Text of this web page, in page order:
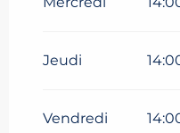
Jeudi
Vendredi